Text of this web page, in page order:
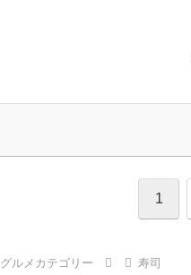
1
グルメカテゴリー 寿司